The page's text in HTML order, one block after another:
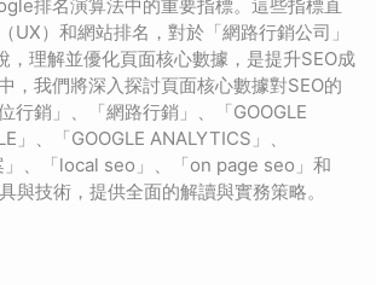
排名演算法中的重要指標。這些指標直
UX）和網站排名，對於「網路行銷公司」
，理解並優化頁面核心數據，是提升SEO成
，我們將深入探討頁面核心數據對SEO的
行銷」、「網路行銷」、「GOOGLE
」、「GOOGLE ANALYTICS」、
」、「local seo」、「on page seo」和
與技術，提供全面的解讀與實務策略。